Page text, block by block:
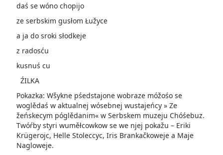
daś se wóno chopijo
ze serbskim gusłom Łužyce
a ja do sroki słodkeje
z radosću
kusnuś cu
ŹILKA
Pokazka: Wšykne pśedstajone wobraze móžośo se
woglědaś w aktualnej wósebnej wustajeńcy » Ze
žeńskecym póglědanim« w Serbskem muzeju Chóśebuz.
Twóŕby styri wuměłcowkow se we njej pokažu – Eriki
Krügerojc, Helle Stoleccyc, Iris Brankačkoweje a Maje
Nagloweje.